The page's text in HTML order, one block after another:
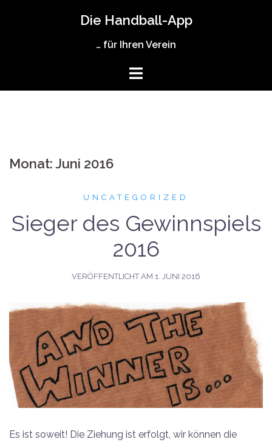
Die Handball-App
… für Ihren Verein
Monat:Juni 2016
UNCATEGORIZED
Sieger des Gewinnspiels
2016
VERÖFFENTLICHT AM 1. JUNI 2016
Es ist soweit! Die Ziehung ist erfolgt, wir können die